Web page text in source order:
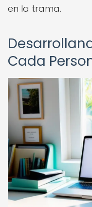
en la trama.
Cada